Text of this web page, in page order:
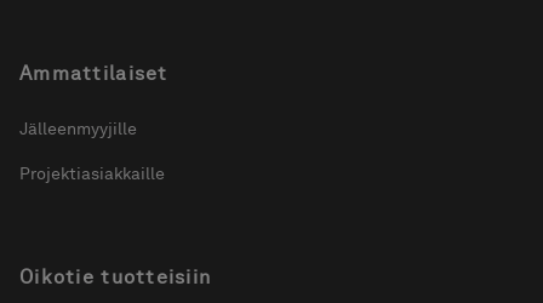
Ammattilaiset
Jälleenmyyjille
Projektiasiakkaille
Oikotie tuotteisiin